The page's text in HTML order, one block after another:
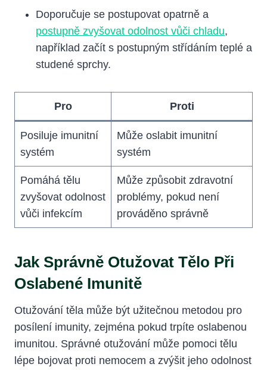
Doporučuje se postupovat opatrně a
postupně zvyšovat odolnost vůči chladu,
například začít s postupným střídáním teplé a
studené sprchy.
Pro Proti
Posiluje imunitní
systém
Může oslabit imunitní
systém
Pomáhá tělu
zvyšovat odolnost
vůči infekcím
Může způsobit zdravotní
problémy, pokud není
prováděno správně
Jak Správně Otužovat Tělo Při
Oslabené Imunitě
Otužování těla může být užitečnou metodou pro
posílení imunity, zejména pokud trpíte oslabenou
imunitou. Správné otužování může pomoci tělu
lépe bojovat proti nemocem a zvýšit jeho odolnost